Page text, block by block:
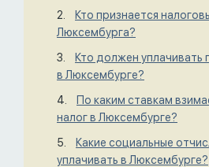
Кто признается
Люксембурга?
Кто должен уплачивать
в Люксембурге?
По каким ставкам
налог в Люксембурге?
Какие социальные
уплачивать в Люксембурге?